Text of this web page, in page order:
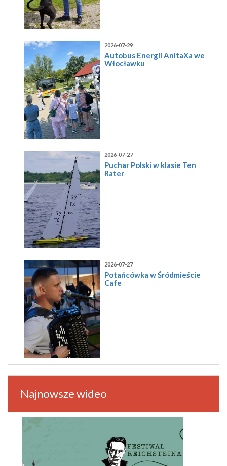
2026-07-29
Autobus Energii AnitaXa we
Włocławku
2026-07-27
Puchar Polski w klasie Ten
Rater
2026-07-27
Potańcówka w Śródmieście
Cafe
Najnowsze wideo